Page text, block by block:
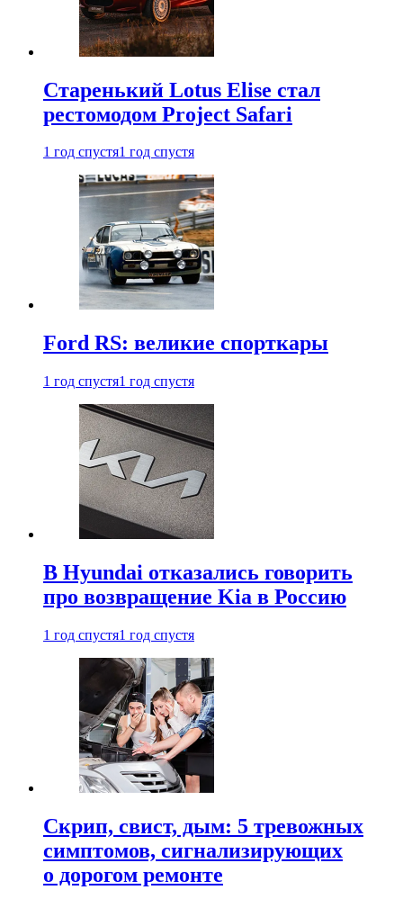
Старенький Lotus Elise стал
рестомодом Project Safari
1 год спустя1 год спустя
Ford RS: великие спорткары
1 год спустя1 год спустя
В Hyundai отказались говорить
про возвращение Kia в Россию
1 год спустя1 год спустя
Скрип, свист, дым: 5 тревожных
симптомов, сигнализирующих
о дорогом ремонте